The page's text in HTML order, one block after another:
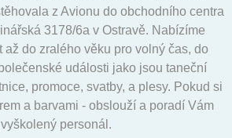
z Avionu do obchodního centra
3178/6a v Ostravě. Nabízíme
až do zralého věku pro volný čas, do
události jako jsou taneční
promoce, svatby, a plesy. Pokud si
a barvami - obslouží a poradí Vám
vyškolený personál.